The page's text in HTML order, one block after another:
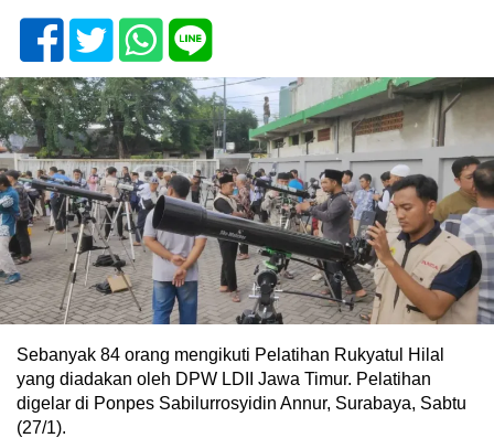
Sebanyak 84 orang mengikuti Pelatihan Rukyatul Hilal
yang diadakan oleh DPW LDII Jawa Timur. Pelatihan
digelar di Ponpes Sabilurrosyidin Annur, Surabaya, Sabtu
(27/1).